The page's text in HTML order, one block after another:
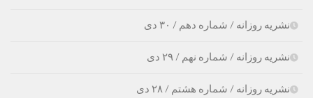
نشریه روزانه / شماره دهم / ۳۰ دی
نشریه روزانه / شماره نهم / ۲۹ دی
نشریه روزانه / شماره هشتم / ۲۸ دی